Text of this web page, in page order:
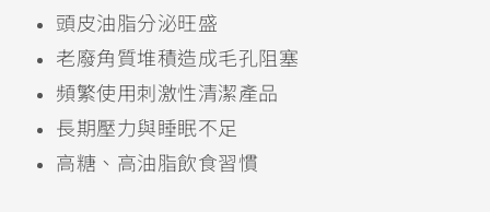
頭皮油脂分泌旺盛
老廢角質堆積造成毛孔阻塞
頻繁使用刺激性清潔產品
長期壓力與睡眠不足
高糖、高油脂飲食習慣